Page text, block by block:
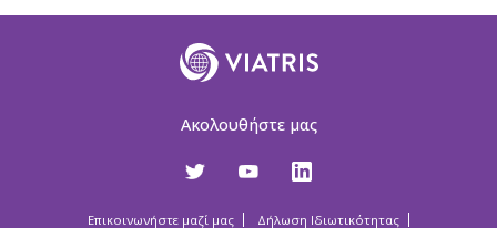
Ακολουθήστε μας
Επικοινωνήστε μαζί μας Δήλωση Ιδιωτικότητας